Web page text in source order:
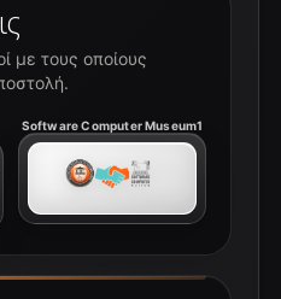
με τους οποίους
Software Computer Museum1